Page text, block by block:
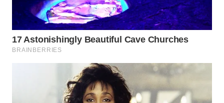
WN
KALSEL